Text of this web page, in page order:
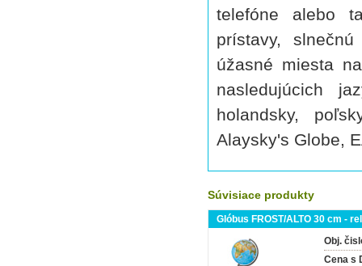
telefóne alebo
prístavy,
úžasné miesta
nasledujúcich
holandsky,
Alaysky's Globe,
Súvisiace produkty
Glóbus FROST/ALTO 30 cm -
Obj.
Cena s